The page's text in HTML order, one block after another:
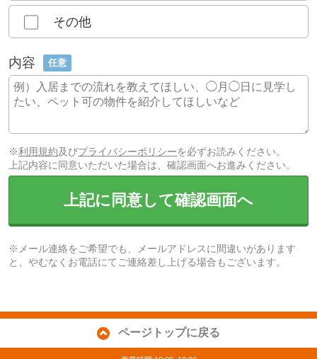
その他
内容 任意
※利用規約及びプライバシーポリシーを必ずお読みください。
上記内容に同意いただいた場合は、確認画面へお進みください。
上記に同意して確認画面へ
※メール連絡をご希望でも、メールアドレスに間違いがあります
と、やむなくお電話にてご連絡差し上げる場合もございます。
ページトップに戻る